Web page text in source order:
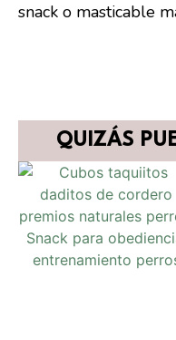
snack o masticable
QUIZÁS